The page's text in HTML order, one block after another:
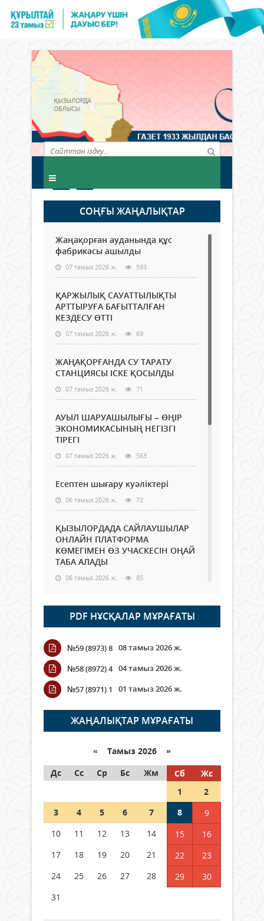
СОҢҒЫ ЖАҢАЛЫҚТАР
Жаңақорған ауданында құс
фабрикасы ашылды
07 тамыз 2026 ж. 593
ҚАРЖЫЛЫҚ САУАТТЫЛЫҚТЫ
АРТТЫРУҒА БАҒЫТТАЛҒАН
КЕЗДЕСУ ӨТТІ
07 тамыз 2026 ж. 69
ЖАҢАҚОРҒАНДА СУ ТАРАТУ
СТАНЦИЯСЫ ІСКЕ ҚОСЫЛДЫ
07 тамыз 2026 ж. 71
АУЫЛ ШАРУАШЫЛЫҒЫ – ӨҢІР
ЭКОНОМИКАСЫНЫҢ НЕГІЗГІ
ТІРЕГІ
07 тамыз 2026 ж. 563
Есептен шығару куәліктері
06 тамыз 2026 ж. 72
ҚЫЗЫЛОРДАДА САЙЛАУШЫЛАР
ОНЛАЙН ПЛАТФОРМА
КӨМЕГІМЕН ӨЗ УЧАСКЕСІН ОҢАЙ
ТАБА АЛАДЫ
06 тамыз 2026 ж. 85
Open Air: Қызылорда облысы
полиция департаменті 20
мыңнан астам көрерменнің
қауіпсіздігін қамтамасыз етті
06 тамыз 2026 ж.
Wi-Fi ҚАБЫРҒА АРҚЫЛЫ ҚАЛАЙ
ӨТЕДІ?
06 тамыз 2026 ж. 263
граждане Казахстана,
05 тамыз 2026 ж. 144
Шетелде жүрген Қазақстан
азаматтары қалай дауыс бере
PDF НҰСҚАЛАР МҰРАҒАТЫ
№59 (8973) 8 08 тамыз 2026 ж.
№58 (8972) 4 04 тамыз 2026 ж.
№57 (8971) 1
01 тамыз 2026 ж.
ЖАҢАЛЫҚТАР МҰРАҒАТЫ
« Тамыз 2026 »
Дс
Сс Ср Бс Жм Сб
Жс
1
2
3
4 5 6 7 8
9
10
11 12 13 14 15
16
17
18 19 20 21 22
23
24
25 26 27 28 29
30
31